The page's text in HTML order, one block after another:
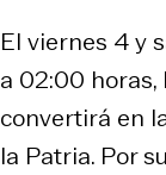
El viernes 4 y
a 02:00 horas,
convertirá en
la Patria. Por